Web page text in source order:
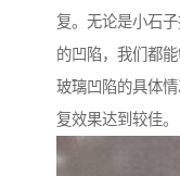
复。无论是小石
的凹陷，我们都
玻璃凹陷的具体
复效果达到较佳。